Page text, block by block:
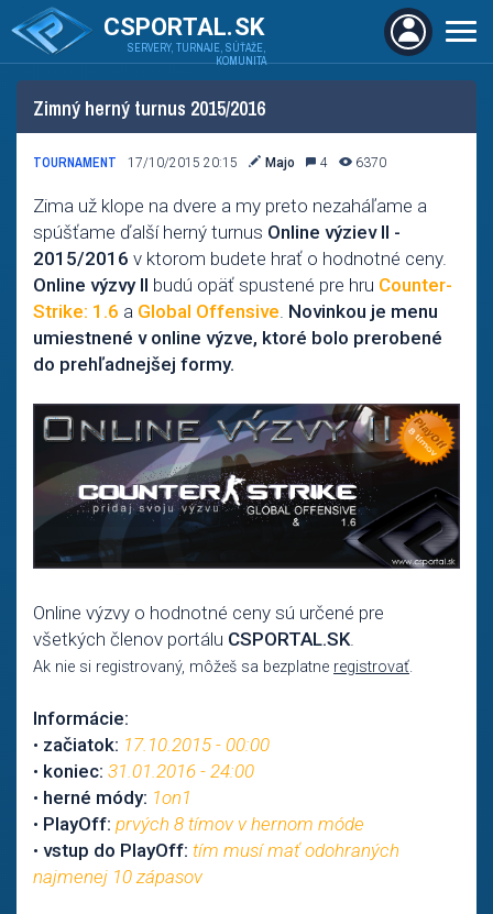
CSPORTAL.SK
SERVERY, TURNAJE, SÚŤAŽE,
KOMUNITA
Zimný herný turnus 2015/2016
TOURNAMENT 17/10/2015 20:15 Majo 4 6370
Zima už klope na dvere a my preto nezaháľame a
spúšťame ďalší herný turnus Online výziev II -
2015/2016 v ktorom budete hrať o hodnotné ceny.
Online výzvy II budú opäť spustené pre hru Counter-
Strike: 1.6 a Global Offensive. Novinkou je menu
umiestnené v online výzve, ktoré bolo prerobené
do prehľadnejšej formy.
Online výzvy o hodnotné ceny sú určené pre
všetkých členov portálu CSPORTAL.SK.
Ak nie si registrovaný, môžeš sa bezplatne registrovať.
Informácie:
• začiatok: 17.10.2015 - 00:00
• koniec: 31.01.2016 - 24:00
• herné módy: 1on1
• PlayOff: prvých 8 tímov v hernom móde
• vstup do PlayOff: tím musí mať odohraných
najmenej 10 zápasov